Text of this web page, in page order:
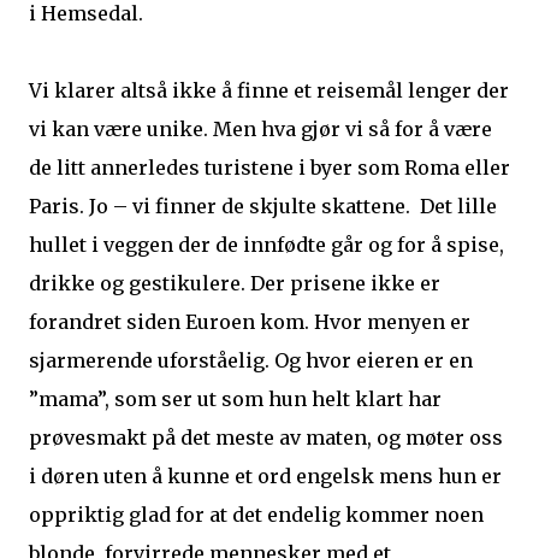
i Hemsedal.
Vi klarer altså ikke å finne et reisemål lenger der
vi kan være unike. Men hva gjør vi så for å være
de litt annerledes turistene i byer som Roma eller
Paris. Jo – vi finner de skjulte skattene. Det lille
hullet i veggen der de innfødte går og for å spise,
drikke og gestikulere. Der prisene ikke er
forandret siden Euroen kom. Hvor menyen er
sjarmerende uforståelig. Og hvor eieren er en
”mama”, som ser ut som hun helt klart har
prøvesmakt på det meste av maten, og møter oss
i døren uten å kunne et ord engelsk mens hun er
oppriktig glad for at det endelig kommer noen
blonde, forvirrede mennesker med et